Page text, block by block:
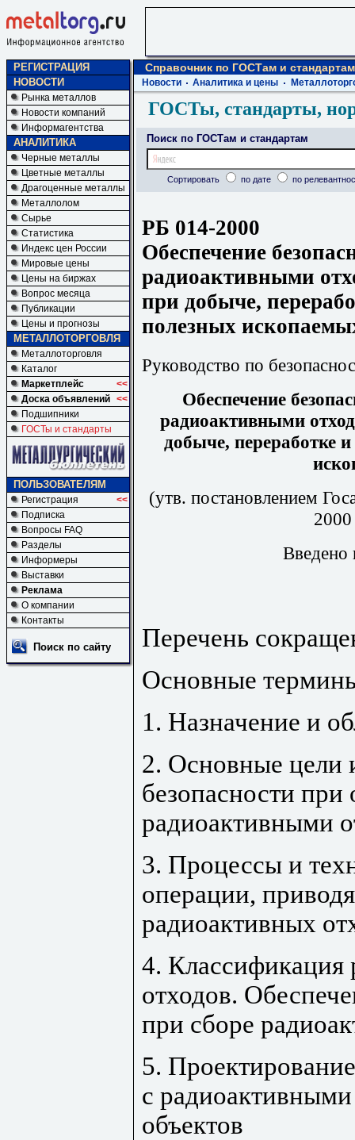
РЕГИСТРАЦИЯ
НОВОСТИ
Рынка металлов
Новости компаний
Информагентства
АНАЛИТИКА
Черные металлы
Цветные металлы
Драгоценные металлы
Металлолом
Сырье
Статистика
Индекс цен России
Мировые цены
Цены на биржах
Вопрос месяца
Публикации
Цены и прогнозы
МЕТАЛЛОТОРГОВЛЯ
Металлоторговля
Каталог
Маркетплейс
<<
Доска объявлений <<
Подшипники
ГОСТы и стандарты
ПОЛЬЗОВАТЕЛЯМ
Регистрация
<<
Подписка
Вопросы FAQ
Разделы
Информеры
Выставки
Реклама
О компании
Контакты
Поиск по сайту
Справочник по ГОСТам и стандартам
Новости Аналитика и цены
ГОСТы, стандарты,
Поиск по ГОСТам и стандартам
Сортировать по дате по
РБ 014-2000
Обеспечение
радиоактивными
при добыче,
полезных
Руководство по
Обеспечение
радиоактивными
добыче, переработке
(утв. постановлением
Введено
Перечень
Основные
1. Назначение и
2. Основные цели
безопасности
радиоактивными
3. Процессы и
операции,
радиоактивных
4. Классификация
отходов.
при сборе
5.
с
объектов